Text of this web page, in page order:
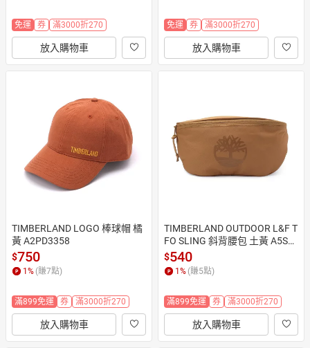
免運 券 滿3000折270
放入購物車
免運 券 滿3000折270
放入購物車
TIMBERLAND LOGO 棒球帽 橘
黃 A2PD3358
$750
1 % (賺7點)
滿899免運 券 滿3000折270
放入購物車
TIMBERLAND OUTDOOR L&F T
FO SLING 斜背腰包 土黃 A5SV
FP47
$540
1 % (賺5點)
滿899免運 券 滿3000折270
放入購物車